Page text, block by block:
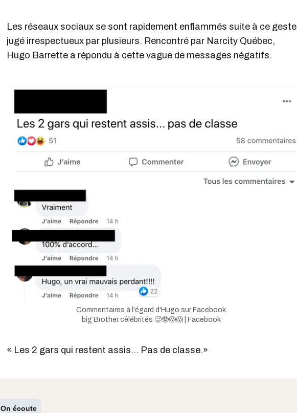
Les réseaux sociaux se sont rapidement enflammés suite à ce geste
jugé irrespectueux par plusieurs. Rencontré par Narcity Québec,
Hugo Barrette a répondu à cette vague de messages négatifs.
Commentaires à l'égard d'Hugo sur Facebook.
big Brother célébrités 🥵🤓😱😱 | Facebook
« Les 2 gars qui restent assis... Pas de classe.»
On écoute